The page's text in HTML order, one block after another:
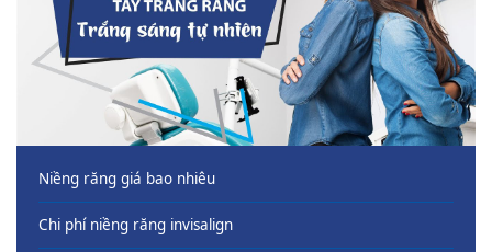
Niềng răng giá bao nhiêu
Chi phí niềng răng invisalign